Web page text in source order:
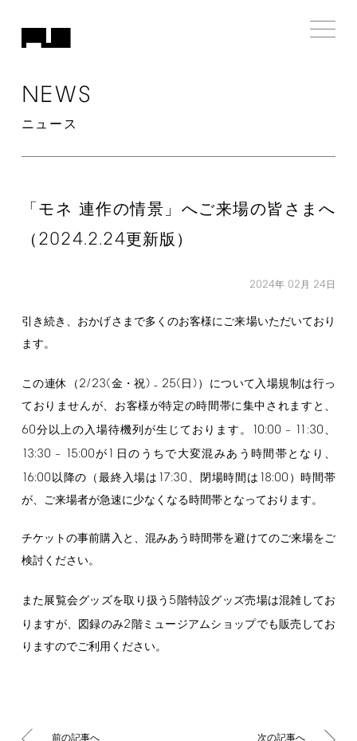
NEWS
ニュース
「モネ 連作の情景」へご来場の皆さまへ
（ 2024.2.24更新版）
2024年 02 月 24 日
引き続き、おかげさまで多くのお客様にご来場いただいており
ます。
この連休（2/23(金・祝) ₋ 25( 日 )）について入場規制は行っ
ておりませんが、お客様が特定の時間帯に集中されますと、
60分以上の入場待機列が生じております。 10:00 – 11:30、
13:30 – 15:00が1 日のうちで大変混みあう時間帯となり、
16:00以降の（最終入場は 17:30、閉場時間は 18:00 ）時間帯
が、ご来場者が急速に少なくなる時間帯となっております。
チケットの事前購入と、混みあう時間帯を避けてのご来場をご
検討ください。
また展覧会グッズを取り扱う 5 階特設グッズ売場は混雑してお
りますが、図録のみ2 階ミュージアムショップでも販売してお
りますのでご利用ください。
前の記事へ 次の記事へ